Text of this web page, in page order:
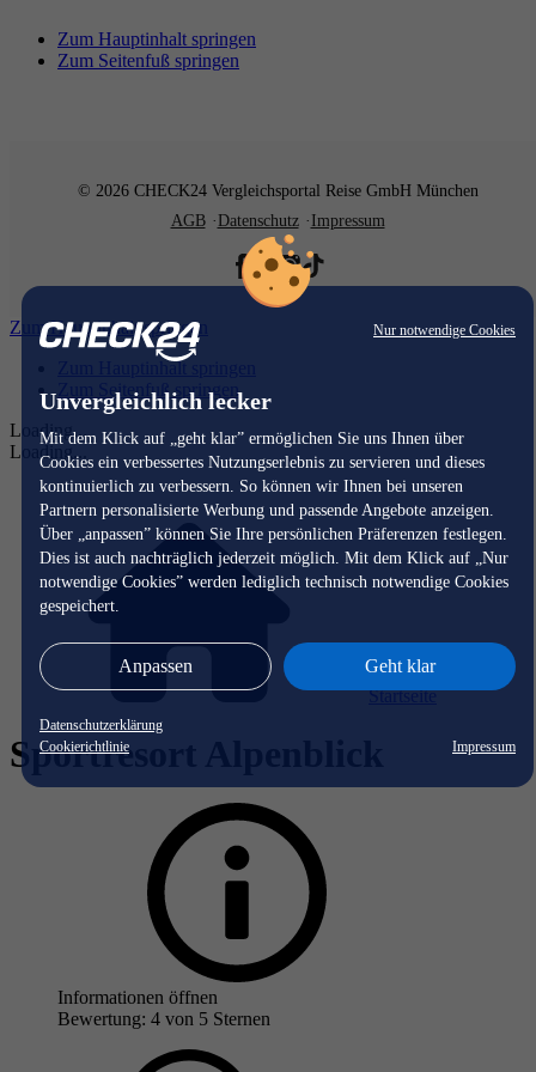
Nur notwendige Cookies
Unvergleichlich lecker
Mit dem Klick auf „geht klar” ermöglichen Sie uns Ihnen über
Cookies ein verbessertes Nutzungserlebnis zu servieren und dieses
kontinuierlich zu verbessern. So können wir Ihnen bei unseren
Partnern personalisierte Werbung und passende Angebote anzeigen.
Über „anpassen” können Sie Ihre persönlichen Präferenzen festlegen.
Dies ist auch nachträglich jederzeit möglich. Mit dem Klick auf „Nur
notwendige Cookies” werden lediglich technisch notwendige Cookies
gespeichert.
Anpassen Geht klar
Datenschutzerklärung
Cookierichtlinie
Impressum
Zum Hauptinhalt springen
Zum Seitenfuß springen
© 2026 CHECK24 Vergleichsportal Reise GmbH München
AGB
Datenschutz Impressum
Zum Hauptinhalt springen
Zum Hauptinhalt springen
Zum Seitenfuß springen
Loading...
Loading...
Startseite
Sportresort Alpenblick
Informationen öffnen
Bewertung: 4 von 5 Sternen